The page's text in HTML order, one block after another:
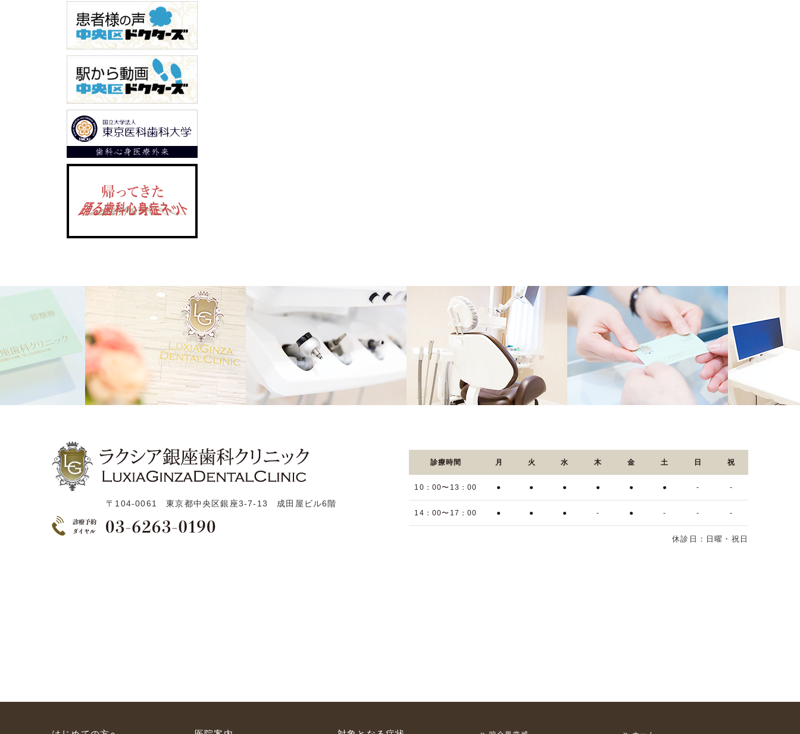
〒104-0061 東京都中央区銀座3-7-13 成田屋ビル6階
診療時間 月 火 水 木 金 土 日 祝
10：00〜13：00 ● ● ● ● ● ● - -
14：00〜17：00 ● ● ● - ● - - -
休診日：日曜・祝日